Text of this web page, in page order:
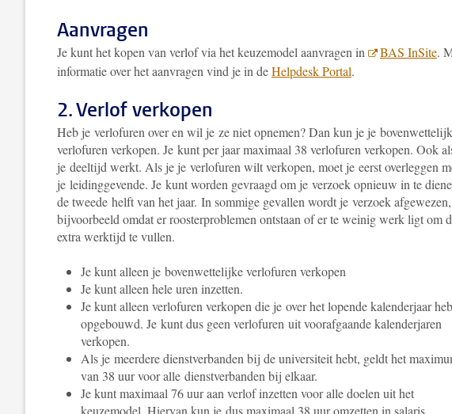
Aanvragen
Je kunt het kopen van verlof via het keuzemodel aanvragen in BAS InSite.
informatie over het aanvragen vind je in deHelpdesk Portal.
2. Verlof verkopen
Heb je verlofuren over en wil je ze niet opnemen? Dan kun je je
verlofuren verkopen. Je kunt per jaar maximaal 38 verlofuren verkopen. Ook
je deeltijd werkt. Als je je verlofuren wilt verkopen, moet je eerst overleggen
je leidinggevende. Je kunt worden gevraagd om je verzoek opnieuw in te
de tweede helft van het jaar. In sommige gevallen wordt je verzoek afgewezen,
bijvoorbeeld omdat er roosterproblemen ontstaan of er te weinig werk ligt om
extra werktijd te vullen.
Je kunt alleen je bovenwettelijke verlofuren verkopen
Je kunt alleen hele uren inzetten.
Je kunt alleen verlofuren verkopen die je over het lopende kalenderjaar
opgebouwd. Je kunt dus geen verlofuren uit voorafgaande kalenderjaren
verkopen.
Als je meerdere dienstverbanden bij de universiteit hebt, geldt het
van 38 uur voor alle dienstverbanden bij elkaar.
Je kunt maximaal 76 uur aan verlof inzetten voor alle doelen uit het
keuzemodel. Hiervan kun je dus maximaal 38 uur omzetten in salaris.